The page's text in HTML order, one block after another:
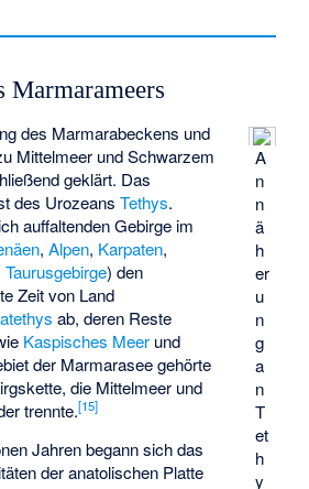
Marmarameers
A
n
n
ä
h
er
u
n
g
a
n
T
et
h
y
des Marmarabeckens und
Mittelmeer und Schwarzem
geklärt. Das
des UrozeansTethys.
auffaltenden Gebirge im
,Alpen, Karpaten,
Taurusgebirge) den
Zeit von Land
ab, deren Reste
Kaspisches Meer und
der Marmarasee gehörte
die Mittelmeer und
trennte.[15]
Jahren begann sich das
der anatolischen Platte